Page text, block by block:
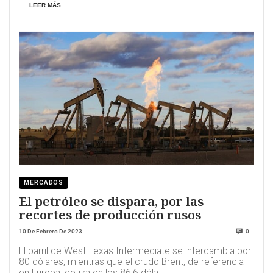
LEER MÁS
MERCADOS
El petróleo se dispara, por las
recortes de producción rusos
10 De Febrero De 2023 0
El barril de West Texas Intermediate se intercambia por
80 dólares, mientras que el crudo Brent, de referencia